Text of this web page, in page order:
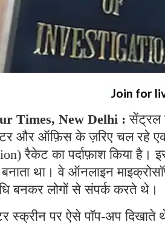
Join for
Times, New Delhi :सेंट्रल
और ऑफ़िस के ज़रिए चल रहे
रैकेट का पर्दाफ़ाश किया है।
बनाता था। वे ऑनलाइन
बनकर लोगों से संपर्क करते थे।
स्क्रीन पर ऐसे पॉप-अप दिखाते